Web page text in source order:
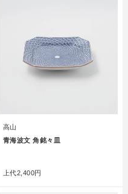
高山
青海波文 角銘々皿
上代2,400円